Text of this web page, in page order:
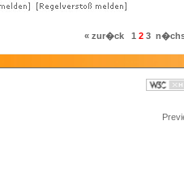
« zur�ck 1 2 3